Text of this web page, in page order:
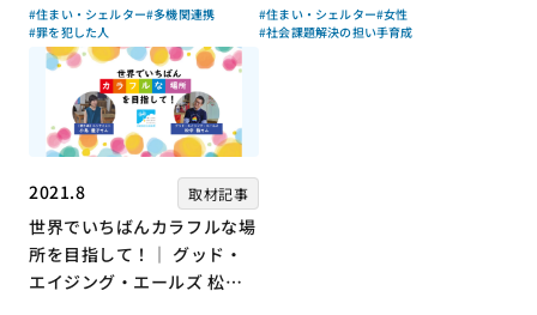
#住まい・シェルター#多機関連携
#罪を犯した人
#住まい・シェルター#女性
#社会課題解決の担い手育成
2021.8 取材記事
世界でいちばんカラフルな場
所を目指して！｜ グッド・
エイジング・エールズ 松中